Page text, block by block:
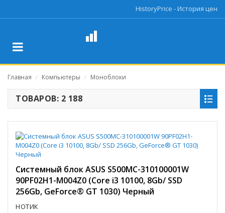
HistoryPrice - История цен
Главная / Компьютеры / Моноблоки
ТОВАРОВ: 2 188
Системный блок ASUS S500MC-310100001W
90PF02H1-M004Z0 (Core i3 10100, 8Gb/ SSD
256Gb, GeForce® GT 1030) Черный
НОТИК